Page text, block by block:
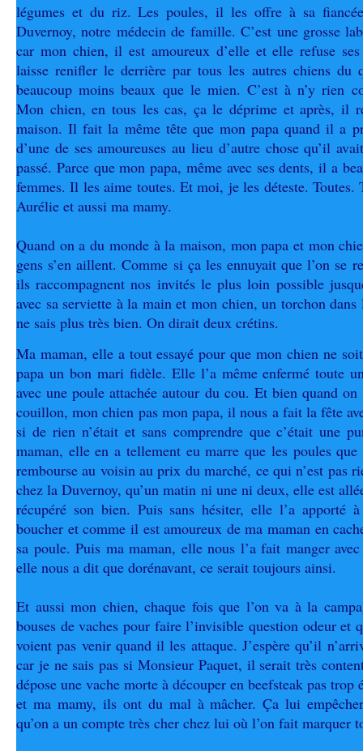
légumes et du riz. Les poules, il les offre à sa
Duvernoy, notre médecin de famille. C’est une grosse
car mon chien, il est amoureux d’elle et elle refuse ses
laisse renifler le derrière par tous les autres chiens du
beaucoup moins beaux que le mien. C’est à n’y rien
Mon chien, en tous les cas, ça le déprime et après, il
maison. Il fait la même tête que mon papa quand il a
d’une de ses amoureuses au lieu d’autre chose qu’il
passé. Parce que mon papa, même avec ses dents, il a
femmes. Il les aime toutes. Et moi, je les déteste. Toutes.
Aurélie et aussi ma mamy.
Quand on a du monde à la maison, mon papa et mon
gens s’en aillent. Comme si ça les ennuyait que l’on se
ils raccompagnent nos invités le plus loin possible
avec sa serviette à la main et mon chien, un torchon dans
ne sais plus très bien. On dirait deux crétins.
Ma maman, elle a tout essayé pour que mon chien ne
papa un bon mari fidèle. Elle l’a même enfermé toute
avec une poule attachée autour du cou. Et bien quand
couillon, mon chien pas mon papa, il nous a fait la fête
si de rien n’était et sans comprendre que c’était une
maman, elle en a tellement eu marre que les poules
rembourse au voisin au prix du marché, ce qui n’est pas
chez la Duvernoy, qu’un matin ni une ni deux, elle est
récupéré son bien. Puis sans hésiter, elle l’a apporté
boucher et comme il est amoureux de ma maman en
sa poule. Puis ma maman, elle nous l’a fait manger
elle nous a dit que dorénavant, ce serait toujours ainsi.
Et aussi mon chien, chaque fois que l’on va à la
bouses de vaches pour faire l’invisible question odeur et
voient pas venir quand il les attaque. J’espère qu’il
car je ne sais pas si Monsieur Paquet, il serait très
dépose une vache morte à découper en beefsteak pas trop
et ma mamy, ils ont du mal à mâcher. Ça lui
qu’on a un compte très cher chez lui où l’on fait marquer